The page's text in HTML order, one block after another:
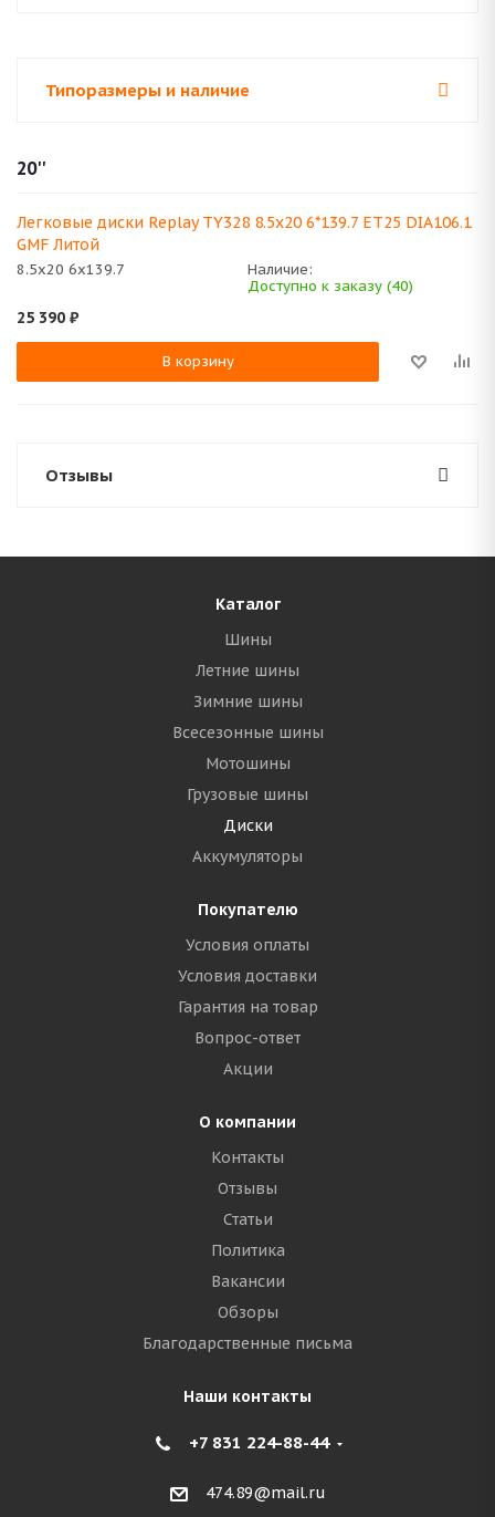
Типоразмеры и наличие
20''
Легковые диски Replay TY328 8.5x20 6*139.7 ET25 DIA106.1
GMF Литой
8.5x20 6x139.7
Наличие:
Доступно к заказу (40)
25 390 ₽
В корзину
Отзывы
Каталог
Шины
Летние шины
Зимние шины
Всесезонные шины
Мотошины
Грузовые шины
Диски
Аккумуляторы
Покупателю
Условия оплаты
Условия доставки
Гарантия на товар
Вопрос-ответ
Акции
О компании
Контакты
Отзывы
Статьи
Политика
Вакансии
Обзоры
Благодарственные письма
Наши контакты
+7 831 224-88-44
474.89@mail.ru